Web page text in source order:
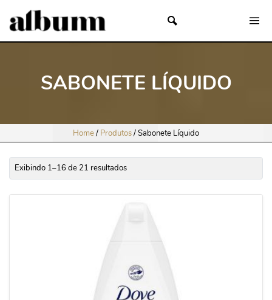
SABONETE LÍQUIDO
Home/ Produtos/Sabonete Líquido
Exibindo 1–16 de 21 resultados